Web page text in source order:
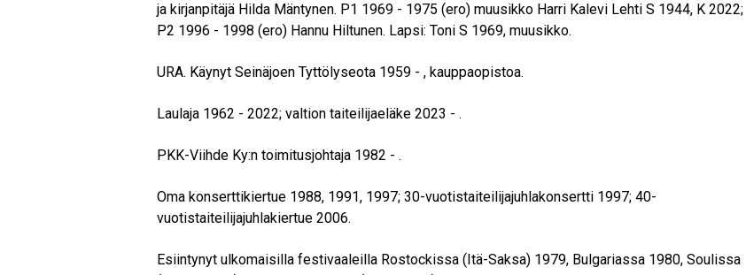
ja kirjanpitäjä Hilda Mäntynen. P1 1969 - 1975 (ero) muusikko Harri Kalevi Lehti S 1944, K 2022;
P2 1996 - 1998 (ero) Hannu Hiltunen. Lapsi: Toni S 1969, muusikko.
URA. Käynyt Seinäjoen Tyttölyseota 1959 - , kauppaopistoa.
Laulaja 1962 - 2022; valtion taiteilijaeläke 2023 - .
PKK-Viihde Ky:n toimitusjohtaja 1982 - .
Oma konserttikiertue 1988, 1991, 1997; 30-vuotistaiteilijajuhlakonsertti 1997; 40-
vuotistaiteilijajuhlakiertue 2006.
Esiintynyt ulkomaisilla festivaaleilla Rostockissa (Itä-Saksa) 1979, Bulgariassa 1980, Soulissa